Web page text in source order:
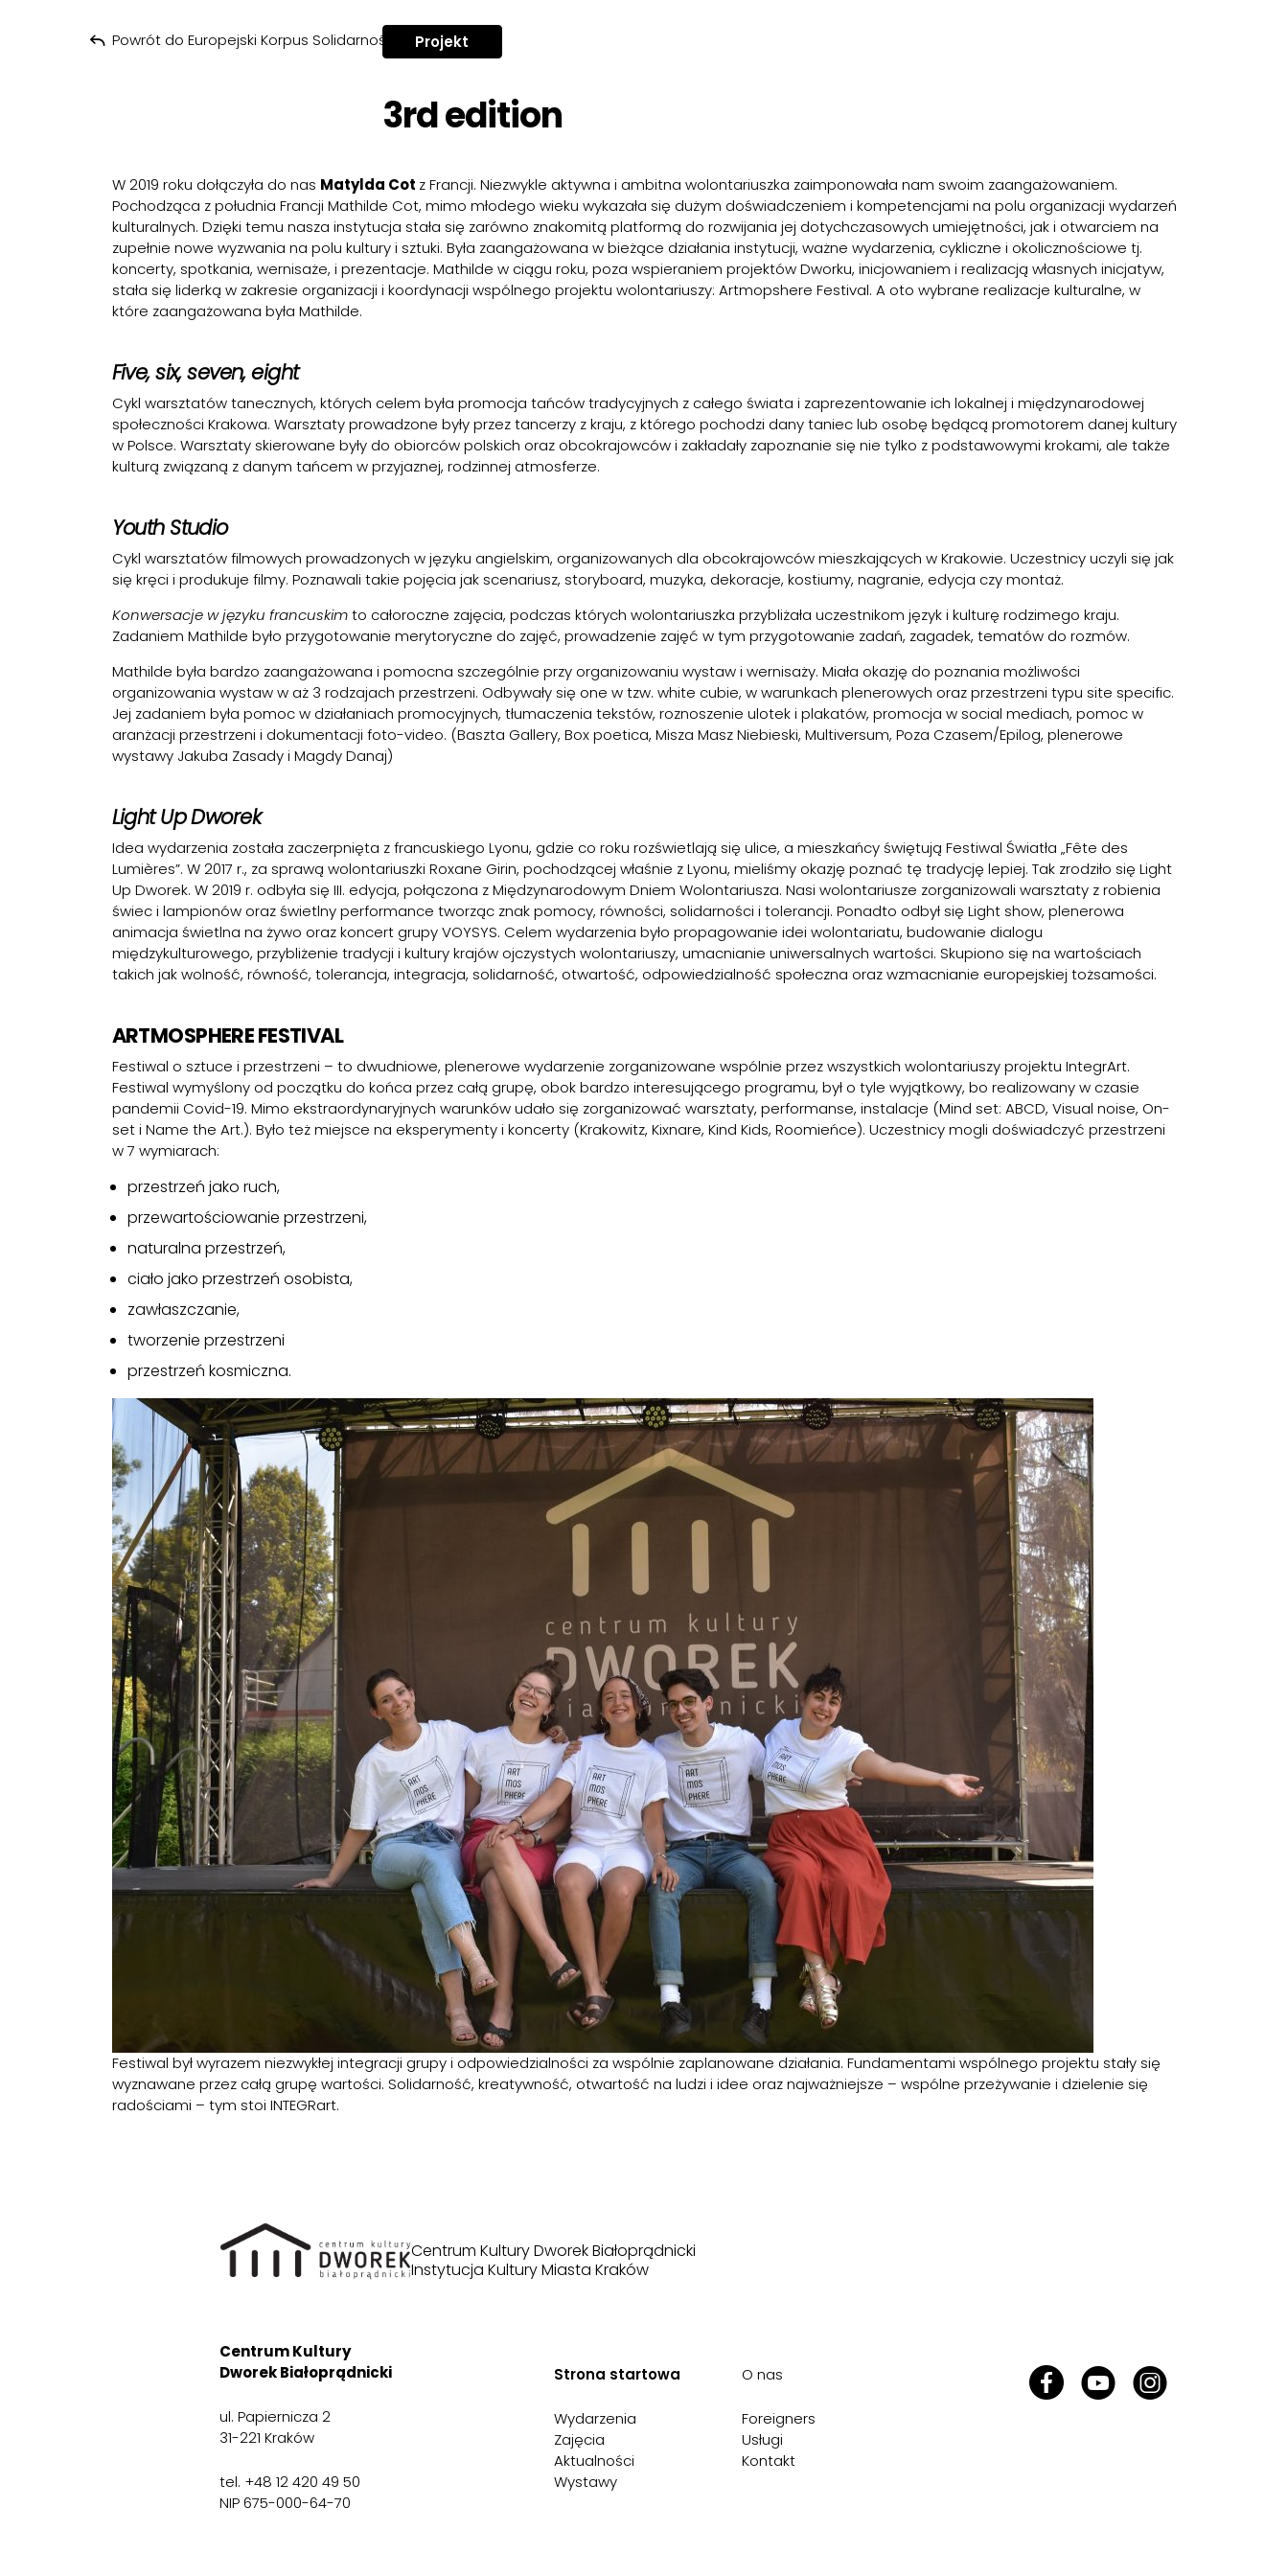
Projekt
3rd edition
Powrót do Europejski Korpus Solidarności – INTEGRart
W 2019 roku dołączyła do nas Matylda Cot z Francji. Niezwykle aktywna i ambitna wolontariuszka zaimponowała nam swoim zaangażowaniem.
Pochodząca z południa Francji Mathilde Cot, mimo młodego wieku wykazała się dużym doświadczeniem i kompetencjami na polu organizacji wydarzeń
kulturalnych. Dzięki temu nasza instytucja stała się zarówno znakomitą platformą do rozwijania jej dotychczasowych umiejętności, jak i otwarciem na
zupełnie nowe wyzwania na polu kultury i sztuki. Była zaangażowana w bieżące działania instytucji, ważne wydarzenia, cykliczne i okolicznościowe tj.
koncerty, spotkania, wernisaże, i prezentacje. Mathilde w ciągu roku, poza wspieraniem projektów Dworku, inicjowaniem i realizacją własnych inicjatyw,
stała się liderką w zakresie organizacji i koordynacji wspólnego projektu wolontariuszy: Artmopshere Festival. A oto wybrane realizacje kulturalne, w
które zaangażowana była Mathilde.
Five, six, seven, eight
Cykl warsztatów tanecznych, których celem była promocja tańców tradycyjnych z całego świata i zaprezentowanie ich lokalnej i międzynarodowej
społeczności Krakowa. Warsztaty prowadzone były przez tancerzy z kraju, z którego pochodzi dany taniec lub osobę będącą promotorem danej kultury
w Polsce. Warsztaty skierowane były do obiorców polskich oraz obcokrajowców i zakładały zapoznanie się nie tylko z podstawowymi krokami, ale także
kulturą związaną z danym tańcem w przyjaznej, rodzinnej atmosferze.
Youth Studio
Cykl warsztatów filmowych prowadzonych w języku angielskim, organizowanych dla obcokrajowców mieszkających w Krakowie. Uczestnicy uczyli się jak
się kręci i produkuje filmy. Poznawali takie pojęcia jak scenariusz, storyboard, muzyka, dekoracje, kostiumy, nagranie, edycja czy montaż.
Konwersacje w języku francuskimto całoroczne zajęcia, podczas których wolontariuszka przybliżała uczestnikom język i kulturę rodzimego kraju.
Zadaniem Mathilde było przygotowanie merytoryczne do zajęć, prowadzenie zajęć w tym przygotowanie zadań, zagadek, tematów do rozmów.
Mathilde była bardzo zaangażowana i pomocna szczególnie przy organizowaniu wystaw i wernisaży. Miała okazję do poznania możliwości
organizowania wystaw w aż 3 rodzajach przestrzeni. Odbywały się one w tzw. white cubie, w warunkach plenerowych oraz przestrzeni typu site specific.
Jej zadaniem była pomoc w działaniach promocyjnych, tłumaczenia tekstów, roznoszenie ulotek i plakatów, promocja w social mediach, pomoc w
aranżacji przestrzeni i dokumentacji foto-video. (Baszta Gallery, Box poetica, Misza Masz Niebieski, Multiversum, Poza Czasem/Epilog, plenerowe
wystawy Jakuba Zasady i Magdy Danaj)
Light Up Dworek
Idea wydarzenia została zaczerpnięta z francuskiego Lyonu, gdzie co roku rozświetlają się ulice, a mieszkańcy świętują Festiwal Światła „Fête des
Lumières”. W 2017 r., za sprawą wolontariuszki Roxane Girin, pochodzącej właśnie z Lyonu, mieliśmy okazję poznać tę tradycję lepiej. Tak zrodziło się Light
Up Dworek. W 2019 r. odbyła się III. edycja, połączona z Międzynarodowym Dniem Wolontariusza. Nasi wolontariusze zorganizowali warsztaty z robienia
świec i lampionów oraz świetlny performance tworząc znak pomocy, równości, solidarności i tolerancji. Ponadto odbył się Light show, plenerowa
animacja świetlna na żywo oraz koncert grupy VOYSYS. Celem wydarzenia było propagowanie idei wolontariatu, budowanie dialogu
międzykulturowego, przybliżenie tradycji i kultury krajów ojczystych wolontariuszy, umacnianie uniwersalnych wartości. Skupiono się na wartościach
takich jak wolność, równość, tolerancja, integracja, solidarność, otwartość, odpowiedzialność społeczna oraz wzmacnianie europejskiej tożsamości.
ARTMOSPHERE FESTIVAL
Festiwal o sztuce i przestrzeni – to dwudniowe, plenerowe wydarzenie zorganizowane wspólnie przez wszystkich wolontariuszy projektu IntegrArt.
Festiwal wymyślony od początku do końca przez całą grupę, obok bardzo interesującego programu, był o tyle wyjątkowy, bo realizowany w czasie
pandemii Covid-19. Mimo ekstraordynaryjnych warunków udało się zorganizować warsztaty, performanse, instalacje (Mind set: ABCD, Visual noise, On-
set i Name the Art.). Było też miejsce na eksperymenty i koncerty (Krakowitz, Kixnare, Kind Kids, Roomieńce). Uczestnicy mogli doświadczyć przestrzeni
w 7 wymiarach:
przestrzeń jako ruch,
przewartościowanie przestrzeni,
naturalna przestrzeń,
ciało jako przestrzeń osobista,
zawłaszczanie,
tworzenie przestrzeni
przestrzeń kosmiczna.
Festiwal był wyrazem niezwykłej integracji grupy i odpowiedzialności za wspólnie zaplanowane działania. Fundamentami wspólnego projektu stały się
wyznawane przez całą grupę wartości. Solidarność, kreatywność, otwartość na ludzi i idee oraz najważniejsze – wspólne przeżywanie i dzielenie się
radościami – tym stoi INTEGRart.
Centrum Kultury Dworek Białoprądnicki
Instytucja Kultury Miasta Kraków
Centrum Kultury
Dworek Białoprądnicki
ul. Papiernicza 2
31-221 Kraków
tel. +48 12 420 49 50
NIP 675-000-64-70
Strona startowa
Wydarzenia
Zajęcia
Aktualności
Wystawy
O nas
Foreigners
Usługi
Kontakt